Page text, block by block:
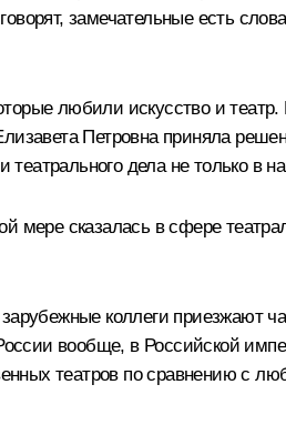
замечательные есть
любили искусство и
Петровна приняла
дела не только в
сказалась в сфере
коллеги приезжают
вообще, в Российской
театров по сравнению с